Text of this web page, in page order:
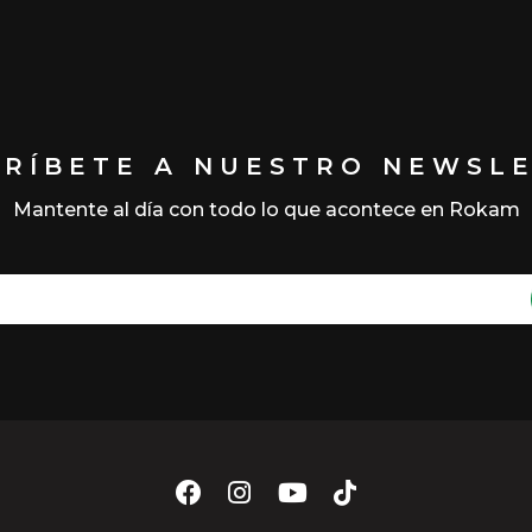
A NUESTRO
Mantente al día con todo lo que acontece en Rokam